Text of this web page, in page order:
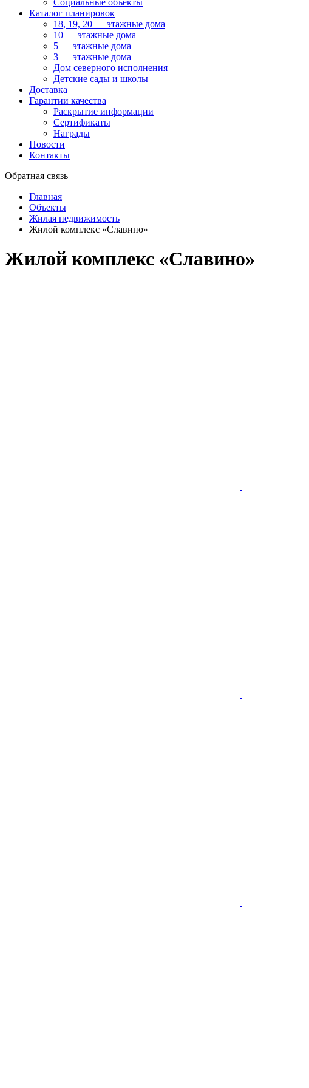
Социальные объекты
Каталог планировок
18, 19, 20 — этажные дома
10 — этажные дома
5 — этажные дома
3 — этажные дома
Дом северного исполнения
Детские сады и школы
Доставка
Гарантии качества
Раскрытие информации
Сертификаты
Награды
Новости
Контакты
Обратная связь
Главная
Объекты
Жилая недвижимость
Жилой комплекс «Славино»
Жилой комплекс «Славино»